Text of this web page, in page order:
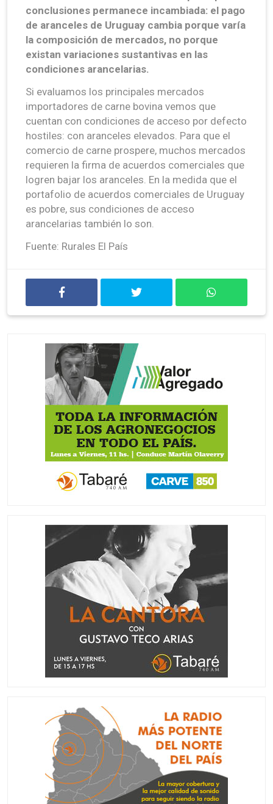
conclusiones permanece incambiada: el pago
de aranceles de Uruguay cambia porque varía
la composición de mercados, no porque
existan variaciones sustantivas en las
condiciones arancelarias.
Si evaluamos los principales mercados
importadores de carne bovina vemos que
cuentan con condiciones de acceso por defecto
hostiles: con aranceles elevados. Para que el
comercio de carne prospere, muchos mercados
requieren la firma de acuerdos comerciales que
logren bajar los aranceles. En la medida que el
portafolio de acuerdos comerciales de Uruguay
es pobre, sus condiciones de acceso
arancelarias también lo son.
Fuente: Rurales El País